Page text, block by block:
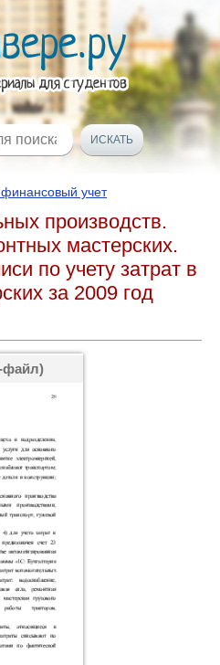
финансовый учет
производств.
мастерских.
по учету затрат в
за 2009 год
файл)